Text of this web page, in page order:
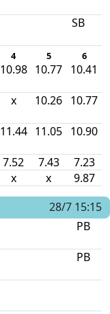
SB
4 5 6
10.98 10.77 10.41
x 10.26 10.77
11.44 11.05 10.90
7.52 7.43
7.23
x x 9.87
28/7 15:15
PB
PB